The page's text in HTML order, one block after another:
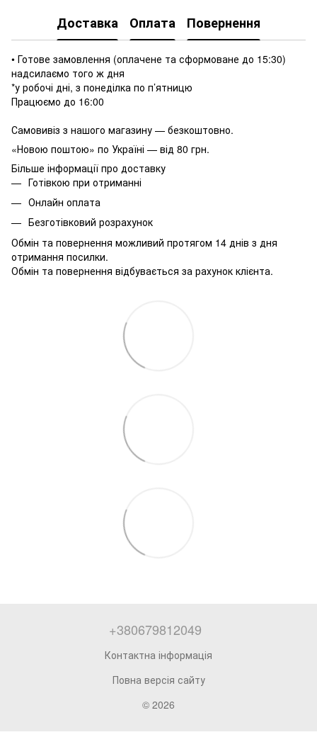
Доставка Оплата Повернення
• Готове замовлення (оплачене та сформоване до 15:30)
надсилаємо того ж дня
*у робочі дні, з понеділка по п’ятницю
Працюємо до 16:00
Самовивіз з нашого магазину — безкоштовно.
«Новою поштою» по Україні — від 80 грн.
Більше інформації про доставку
Готівкою при отриманні
Онлайн оплата
Безготівковий розрахунок
Обмін та повернення можливий протягом 14 днів з дня
отримання посилки.
Обмін та повернення відбувається за рахунок клієнта.
+380679812049
Контактна інформація
Повна версія сайту
© 2026